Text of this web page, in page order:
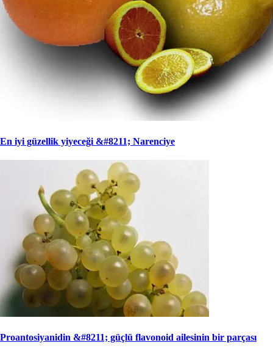
En iyi güzellik yiyeceği &#8211; Narenciye
Proantosiyanidin &#8211; güçlü flavonoid ailesinin bir parçası